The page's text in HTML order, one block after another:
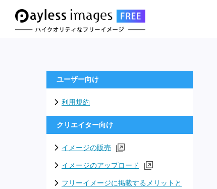
ユーザー向け
利用規約
クリエイター向け
イメージの販売
イメージのアップロード
フリーイメージに掲載するメリットと